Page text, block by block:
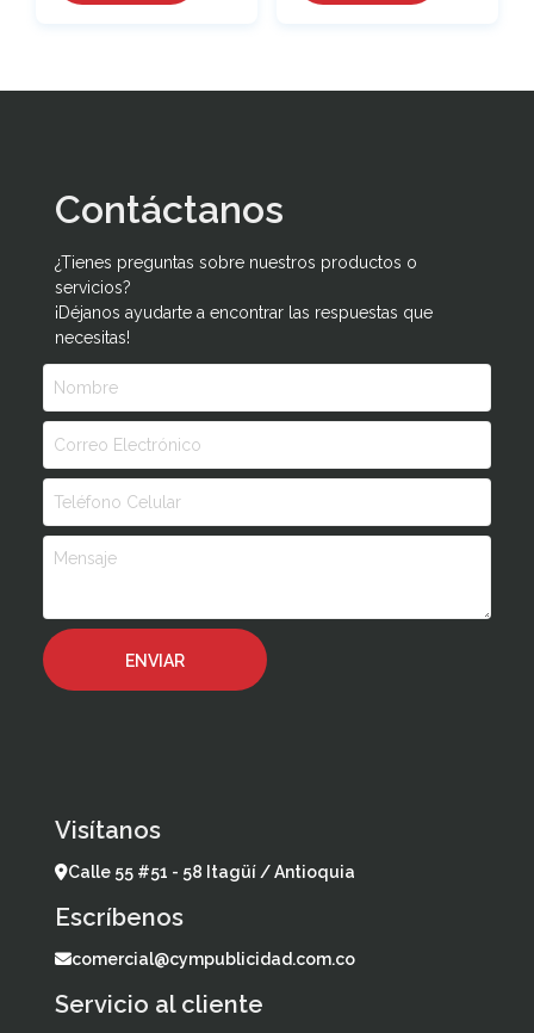
Contáctanos
¿Tienes preguntas sobre nuestros productos o
servicios?
¡Déjanos ayudarte a encontrar las respuestas que
necesitas!
Visítanos
Calle 55 #51 - 58 Itagüí / Antioquia
Escríbenos
comercial@cympublicidad.com.co
Servicio al cliente